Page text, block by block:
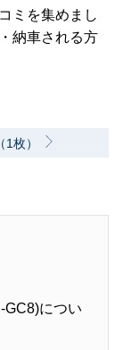
ミを集めまし
納車される方
枚）
GC8)につい